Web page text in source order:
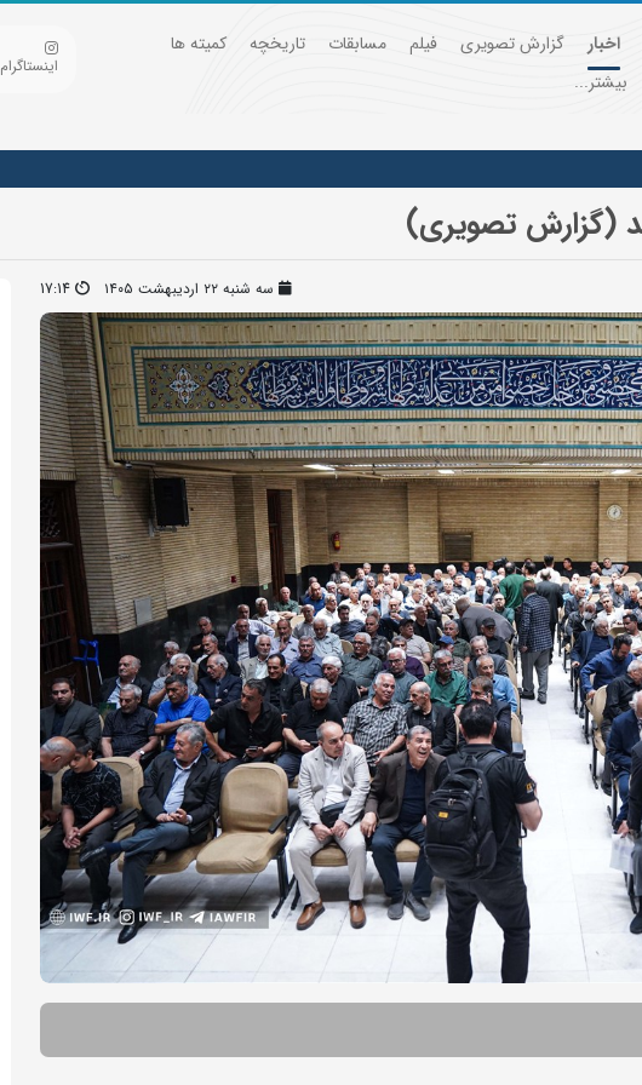
اخبار گزارش تصویری فیلم مسابقات تاریخچه
کمیته ها
بیشتر...
اینستاگرام
(گزارش تصویری)
سه شنبه ۲۲ اردیبهشت ۱۴۰۵ 17:14